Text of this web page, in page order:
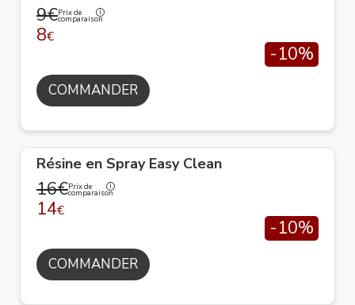
9€Prix de
comparaison
8€
-10%
COMMANDER
Résine en Spray Easy Clean
16€Prix de
comparaison
14€
-10%
COMMANDER